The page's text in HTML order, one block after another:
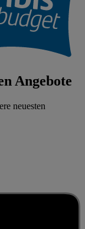
Angebote
neuesten